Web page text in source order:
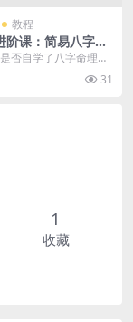
教程
阶课：简易八字大
频教程
否自学了八字命理很
拿不准旺衰和用神的
于八...
31
1
收藏